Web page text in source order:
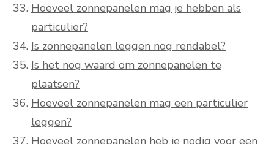
Hoeveel zonnepanelen mag je hebben als
particulier?
Is zonnepanelen leggen nog rendabel?
Is het nog waard om zonnepanelen te
plaatsen?
Hoeveel zonnepanelen mag een particulier
leggen?
Hoeveel zonnepanelen heb je nodig voor een